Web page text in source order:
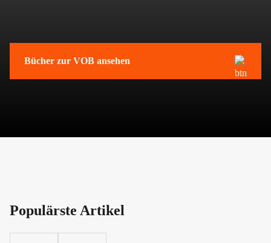
Bücher zur VOB ansehen
Populärste Artikel